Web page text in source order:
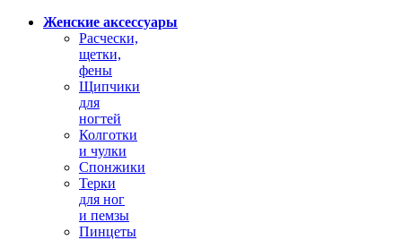
Женские аксессуары
Расчески,
щетки,
фены
Щипчики
для
ногтей
Колготки
и чулки
Спонжики
Терки
для ног
и пемзы
Пинцеты